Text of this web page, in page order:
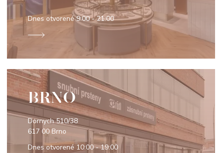
Dnes otvorené9:00 - 21:00
BRNO
Dornych 510/38
617 00 Brno
Dnes otvorené 10:00 - 19:00